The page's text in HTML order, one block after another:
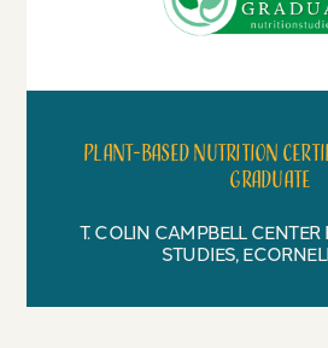
Plant-based nutrition
graduate
T. COLIN CAMPBELL
STUDIES,